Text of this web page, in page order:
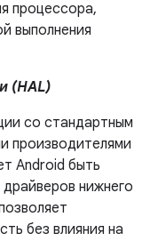
процессора,
выполнения
(HAL)
со стандартным
производителями
Android быть
нижнего
без влияния на